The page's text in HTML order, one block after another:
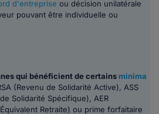
d'entreprise ou décision unilatérale
pouvant être individuelle ou
qui bénéficient de certains minima
(Revenu de Solidarité Active), ASS
Solidarité Spécifique), AER
Retraite) ou prime forfaitaire